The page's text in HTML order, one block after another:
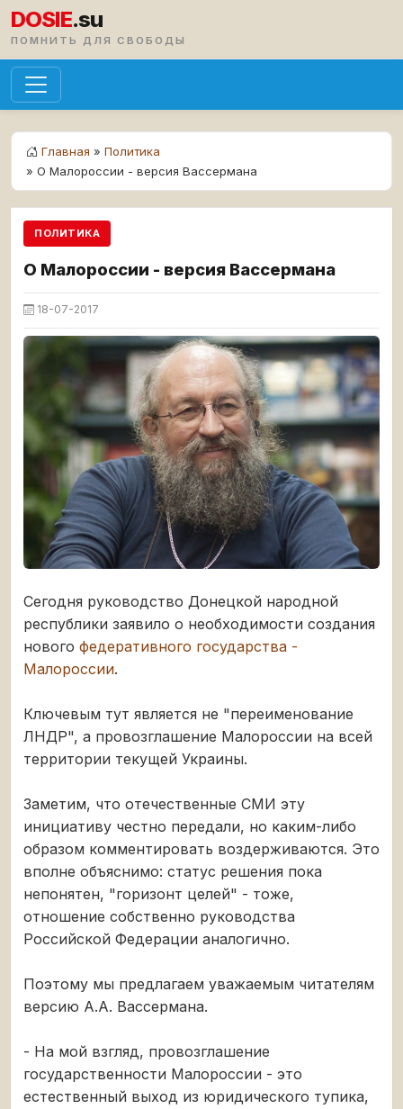
DOSIE.su
ПОМНИТЬ ДЛЯ СВОБОДЫ
Главная » Политика
» О Малороссии - версия Вассермана
ПОЛИТИКА
О Малороссии - версия Вассермана
18-07-2017
Сегодня руководство Донецкой народной
республики заявило о необходимости создания
нового федеративного государства -
Малороссии.
Ключевым тут является не "переименование
ЛНДР", а провозглашение Малороссии на всей
территории текущей Украины.
Заметим, что отечественные СМИ эту
инициативу честно передали, но каким-либо
образом комментировать воздерживаются. Это
вполне объяснимо: статус решения пока
непонятен, "горизонт целей" - тоже,
отношение собственно руководства
Российской Федерации аналогично.
Поэтому мы предлагаем уважаемым читателям
версию А.А. Вассермана.
- На мой взгляд, провозглашение
государственности Малороссии - это
естественный выход из юридического тупика,